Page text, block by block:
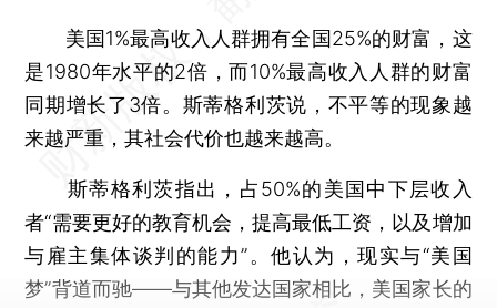
美国1%最高收入人群拥有全国25%的财富，这
是1980年水平的2倍，而10%最高收入人群的财富
同期增长了3倍。斯蒂格利茨说，不平等的现象越
来越严重，其社会代价也越来越高。
斯蒂格利茨指出，占50%的美国中下层收入
者“需要更好的教育机会，提高最低工资，以及增加
与雇主集体谈判的能力”。他认为，现实与“美国
梦”背道而驰——与其他发达国家相比，美国家长的